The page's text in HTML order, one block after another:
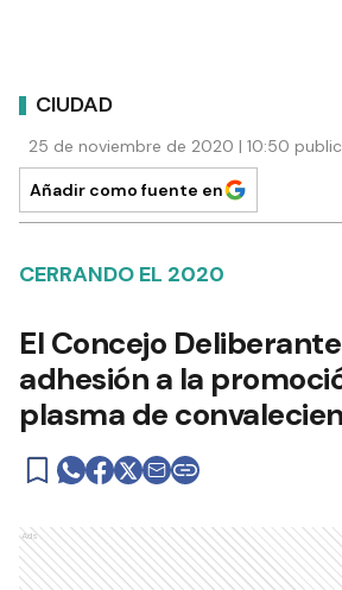
CIUDAD
25 de noviembre de 2020 | 10:50
Añadir como fuente en
CERRANDO EL 2020
El Concejo
adhesión a la
plasma de
Ads